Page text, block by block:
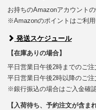
お持ちのAmazonアカウント
※Amazonのポイントはご利用
発送スケジュール
【在庫ありの場合】
平日営業日午後2時までのご
平日営業日午後2時以降のご
※銀行振込の場合はご入金確
【入荷待ち、予約注文が含ま